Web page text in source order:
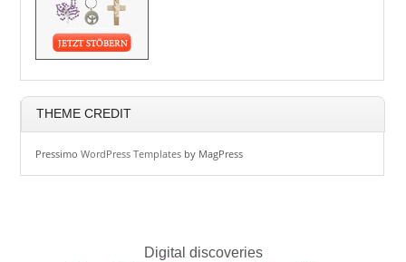
THEME CREDIT
PressimoWordPress Templates by MagPress
Digital discoveries